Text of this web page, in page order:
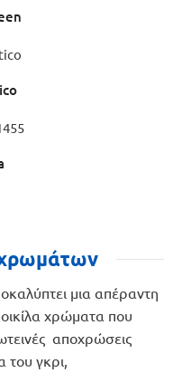
μια απέραντη
χρώματα που
αποχρώσεις
του γκρι,